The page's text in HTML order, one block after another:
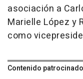
asociación a
Marielle López y
como
Contenido patrocinado